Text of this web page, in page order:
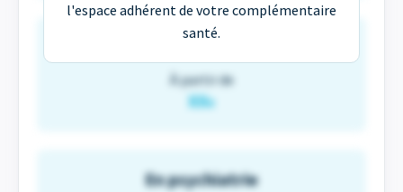
l'espace adhérent de votre complémentaire
santé.
À partir de
XX€
En psychiatrie